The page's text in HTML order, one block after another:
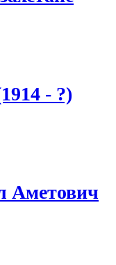
- ?)
Аметович